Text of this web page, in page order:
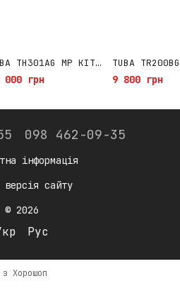
TUBA TH301AG MP KIT 1.3 + 1.8 в кейсі
000 грн
TUBA
9 800 грн
098 462-09-35
інформація
версія сайту
© 2026
Рус
Хорошоп